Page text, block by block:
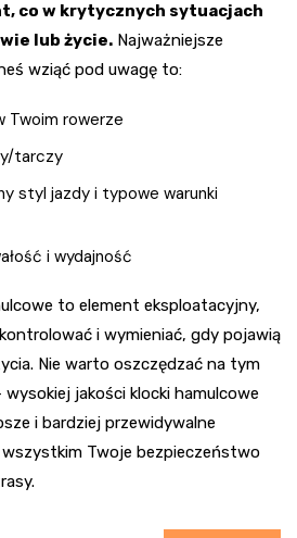
co w krytycznych sytuacjach
lub życie. Najważniejsze
wziąć pod uwagę to:
Twoim rowerze
tarczy
styl jazdy i typowe warunki
i wydajność
to element eksploatacyjny,
i wymieniać, gdy pojawią
Nie warto oszczędzać na tym
jakości klocki hamulcowe
i bardziej przewidywalne
wszystkim Twoje bezpieczeństwo